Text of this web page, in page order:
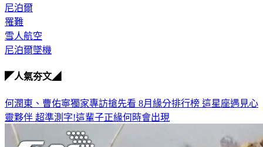
尼泊爾
罹難
雪人航空
尼泊爾墜機
◤人氣夯文◢
何潤東、曹佑寧獨家專訪搶先看 8月緣分排行榜 這星座遇見心
靈夥伴 超準測字!這輩子正緣何時會出現